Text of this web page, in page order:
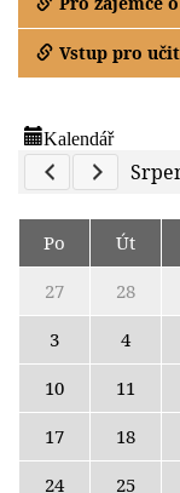
Vstup pro
Kalendář
Previous
Next
Po Út
27
28
3
4
10
11
17
18
24
25